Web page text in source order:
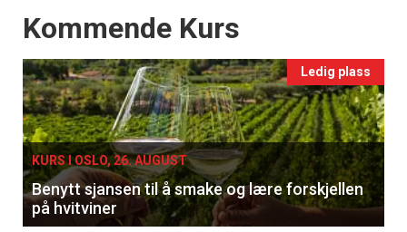
Events
Kommende Kurs
Ledig plass
KURS I OSLO, 26. AUGUST
Benytt sjansen til å smake og lære forskjellen
på hvitviner